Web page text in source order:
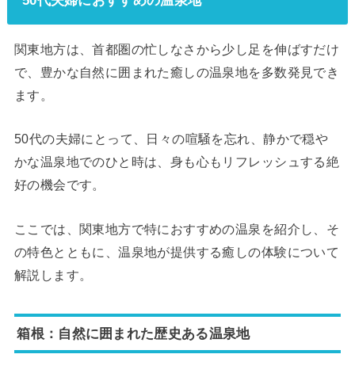
関東地方は、首都圏の忙しなさから少し足を伸ばすだけ
で、豊かな自然に囲まれた癒しの温泉地を多数発見でき
ます。
50代の夫婦にとって、日々の喧騒を忘れ、静かで穏や
かな温泉地でのひと時は、身も心もリフレッシュする絶
好の機会です。
ここでは、関東地方で特におすすめの温泉を紹介し、そ
の特色とともに、温泉地が提供する癒しの体験について
解説します。
箱根：自然に囲まれた歴史ある温泉地